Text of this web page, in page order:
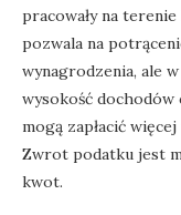
pracowały na
pozwala na
wynagrodzenia, ale
wysokość
mogą zapłacić
Zwrot podatku jest
kwot.